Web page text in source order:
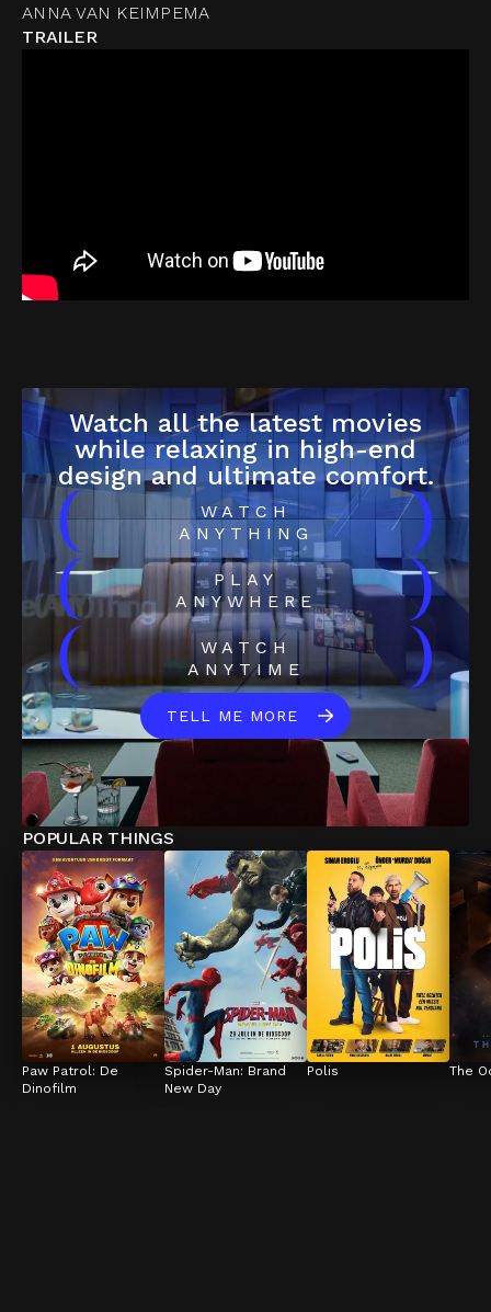
ANNA VAN KEIMPEMA
TRAILER
Watch all the latest movies
while relaxing in high-end
design and ultimate comfort.
(
WATCH
ANYTHING
)
(
PLAY
ANYWHERE
)
(
WATCH
ANYTIME
)
TELL ME MORE
POPULAR THINGS
Paw Patrol: De
Dinofilm
Spider-Man: Brand
New Day
Polis The